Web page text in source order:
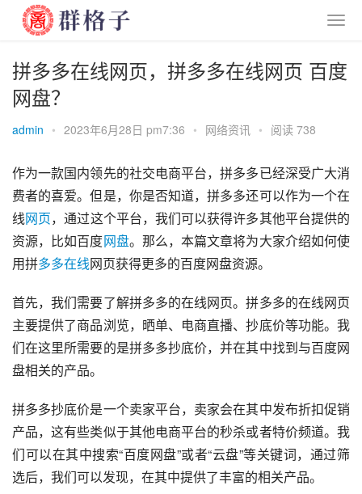
拼多多在线网页，拼多多在线网页 百度
网盘？
admin • 2023年6月28日 pm7:36 • 网络资讯 • 阅读 738
作为一款国内领先的社交电商平台，拼多多已经深受广大消
费者的喜爱。但是，你是否知道，拼多多还可以作为一个在
线网页，通过这个平台，我们可以获得许多其他平台提供的
资源，比如百度网盘。那么，本篇文章将为大家介绍如何使
用拼多多在线网页获得更多的百度网盘资源。
首先，我们需要了解拼多多的在线网页。拼多多的在线网页
主要提供了商品浏览，晒单、电商直播、抄底价等功能。我
们在这里所需要的是拼多多抄底价，并在其中找到与百度网
盘相关的产品。
拼多多抄底价是一个卖家平台，卖家会在其中发布折扣促销
产品，这有些类似于其他电商平台的秒杀或者特价频道。我
们可以在其中搜索“百度网盘”或者“云盘”等关键词，通过筛
选后，我们可以发现，在其中提供了丰富的相关产品。